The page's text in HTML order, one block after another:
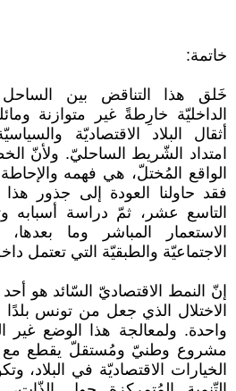
خاتمة:
خَلق هذا التناقض بين الساحل
الداخليّة خارِطةً غير متوازنة
أثقال البلاد الاقتصاديّة
امتداد الشّريط الساحليّ. ولأنّ
الواقع المُختلّ، هي فهمه
فقد حاولنا العودة إلى جذور
التاسع عشر، ثمّ دراسة أسبابه
الاستعمار المباشر وما بعدها،
الاجتماعيّة والطبقيّة التي تعتمل
إنّ النمط الاقتصاديّ السّائد هو أحد
الاختلال الذي جعل من تونس
واحدة. ولمعالجة هذا الوضع غير
مشروع وطنيّ ومُستقلّ يقطع مع
الخيارات الاقتصاديّة في البلاد،